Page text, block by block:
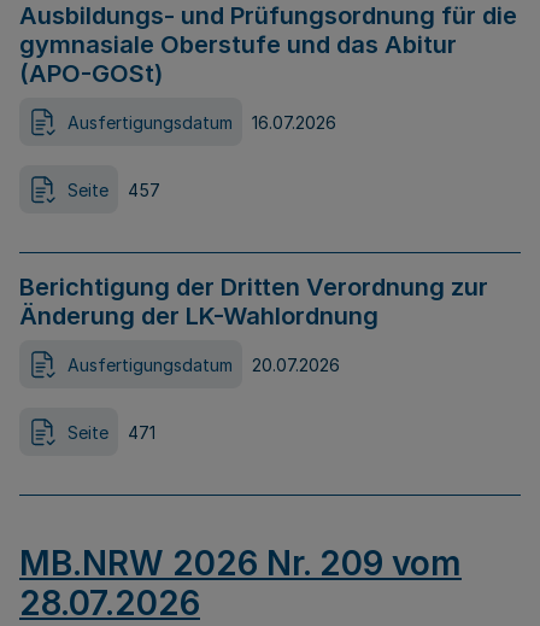
Ausbildungs- und Prüfungsordnung für die
gymnasiale Oberstufe und das Abitur
(APO-GOSt)
Ausfertigungsdatum 16.07.2026
Seite 457
Berichtigung der Dritten Verordnung zur
Änderung der LK-Wahlordnung
Ausfertigungsdatum 20.07.2026
Seite 471
MB.NRW 2026 Nr. 209 vom
28.07.2026